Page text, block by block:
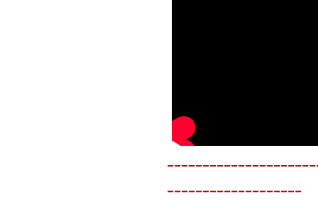
-------------------